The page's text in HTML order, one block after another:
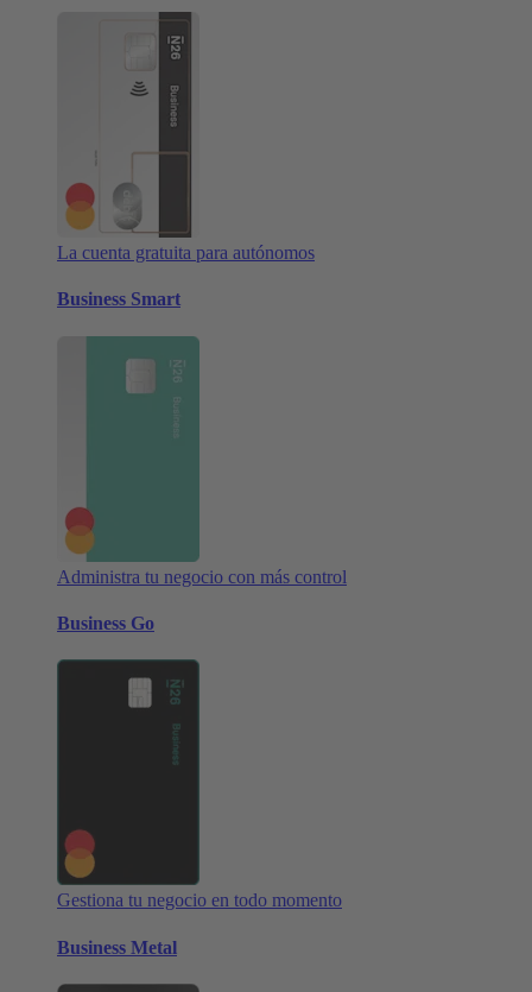
La cuenta gratuita para autónomos
Business Smart
Administra tu negocio con más control
Business Go
Gestiona tu negocio en todo momento
Business Metal